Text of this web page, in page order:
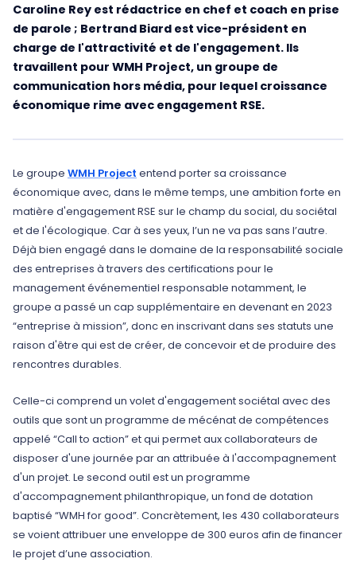
Caroline Rey est rédactrice en chef et coach en prise
de parole ; Bertrand Biard est vice-président en
charge de l'attractivité et de l'engagement. Ils
travaillent pour WMH Project, un groupe de
communication hors média, pour lequel croissance
économique rime avec engagement RSE.
Le groupe WMH Project entend porter sa croissance
économique avec, dans le même temps, une ambition forte en
matière d'engagement RSE sur le champ du social, du sociétal
et de l'écologique. Car à ses yeux, l’un ne va pas sans l’autre.
Déjà bien engagé dans le domaine de la responsabilité sociale
des entreprises à travers des certifications pour le
management événementiel responsable notamment, le
groupe a passé un cap supplémentaire en devenant en 2023
“entreprise à mission”, donc en inscrivant dans ses statuts une
raison d'être qui est de créer, de concevoir et de produire des
rencontres durables.
Celle-ci comprend un volet d'engagement sociétal avec des
outils que sont un programme de mécénat de compétences
appelé “Call to action” et qui permet aux collaborateurs de
disposer d'une journée par an attribuée à l'accompagnement
d'un projet. Le second outil est un programme
d'accompagnement philanthropique, un fond de dotation
baptisé “WMH for good”. Concrètement, les 430 collaborateurs
se voient attribuer une enveloppe de 300 euros afin de financer
le projet d’une association.